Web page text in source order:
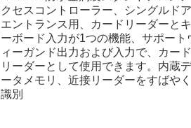
クセスコントローラー、シングルドア
エントランス用、カードリーダーとキ
ーボード入力が1つの機能、サポート
ィーガンド出力および入力で、カード
リーダーとして使用できます。内蔵デ
ータメモリ、近接リーダーをすばやく
識別